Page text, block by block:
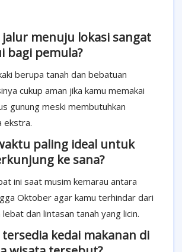
jalur menuju lokasi sangat
bagi pemula?
berupa tanah dan bebatuan
cukup aman jika kamu memakai
gunung meski membutuhkan
ekstra.
paling ideal untuk
ke sana?
ini saat musim kemarau antara
Oktober agar kamu terhindar dari
lebat dan lintasan tanah yang licin.
tersedia kedai makanan di